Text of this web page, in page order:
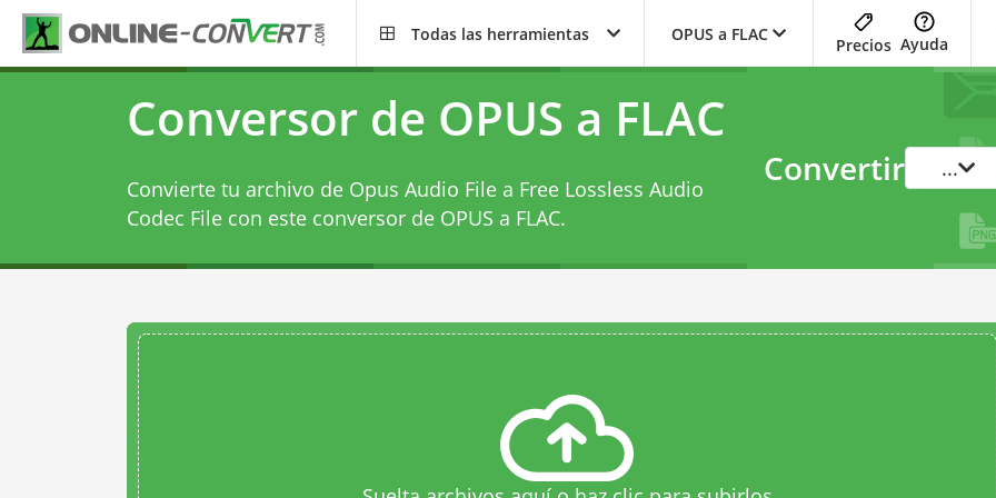
Todas las herramientas OPUS a FLAC
Precios Ayuda
Conversor de OPUS a FLAC
Convierte tu archivo de Opus Audio File a Free Lossless Audio
Codec File con este conversor de OPUS a FLAC.
Convertir ...